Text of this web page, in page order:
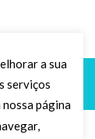
a sua
serviços
página